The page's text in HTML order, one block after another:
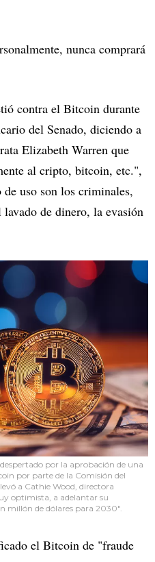
nunca comprará
contra el Bitcoin durante
del Senado, diciendo a
Elizabeth Warren que
al cripto, bitcoin, etc.",
uso son los criminales,
de dinero, la evasión
por la aprobación de una
por parte de la Comisión del
a Cathie Wood, directora
optimista, a adelantar su
millón de dólares para 2030".
el Bitcoin de "fraude